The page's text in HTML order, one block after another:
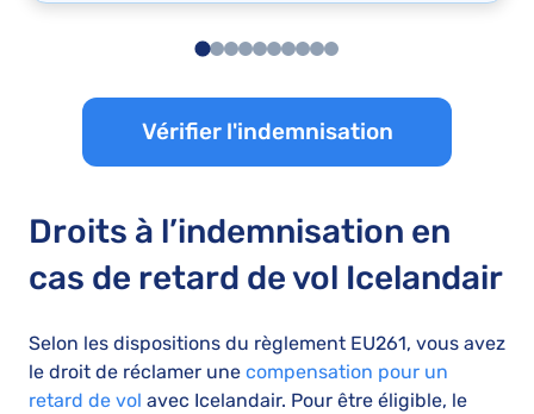
Vérifier l'indemnisation
Droits à l’indemnisation en
cas de retard de vol Icelandair
Selon les dispositions du règlement EU261, vous avez
le droit de réclamer une compensation pour un
retard de vol avec Icelandair. Pour être éligible, le